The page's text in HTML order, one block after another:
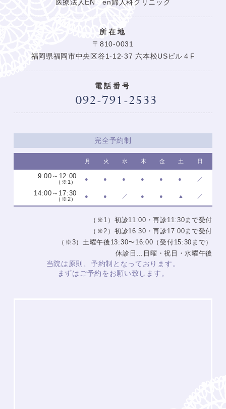
医療法人EN en婦人科クリニック
所在地
〒810-0031
福岡県福岡市中央区谷1-12-37 六本松USビル４F
電話番号
完全予約制
月 火 水 木 金 土 日
9:00～12:00
（※1） ● ● ● ● ● ● ／
14:00～17:30
（※2） ● ● ／ ● ● ▲ ／
（※1）初診11:00・再診11:30まで受付
（※2）初診16:30・再診17:00まで受付
（※3）土曜午後13:30〜16:00（受付15:30まで）
休診日…日曜・祝日・水曜午後
当院は原則、予約制となっております。
まずはご予約をお願い致します。